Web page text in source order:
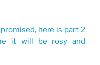
here is part 2
it will be rosy and